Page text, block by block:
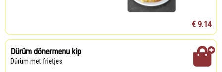
€ 9.14
Dürüm dönermenu kip
Dürüm met frietjes